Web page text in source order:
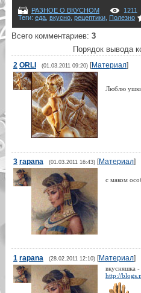
РАЗНОЕ О ВКУСНОМ 1211
Теги: еда, вкусно, рецептики, Полезно
Всего комментариев: 3
Порядок вывода
2 ORLI (01.03.2011 09:20)[Материал]
Люблю
3 rapana (01.03.2011 16:43)[Материал]
с маком
1 rapana (28.02.2011 12:10)[Материал]
вкусняшка
http://